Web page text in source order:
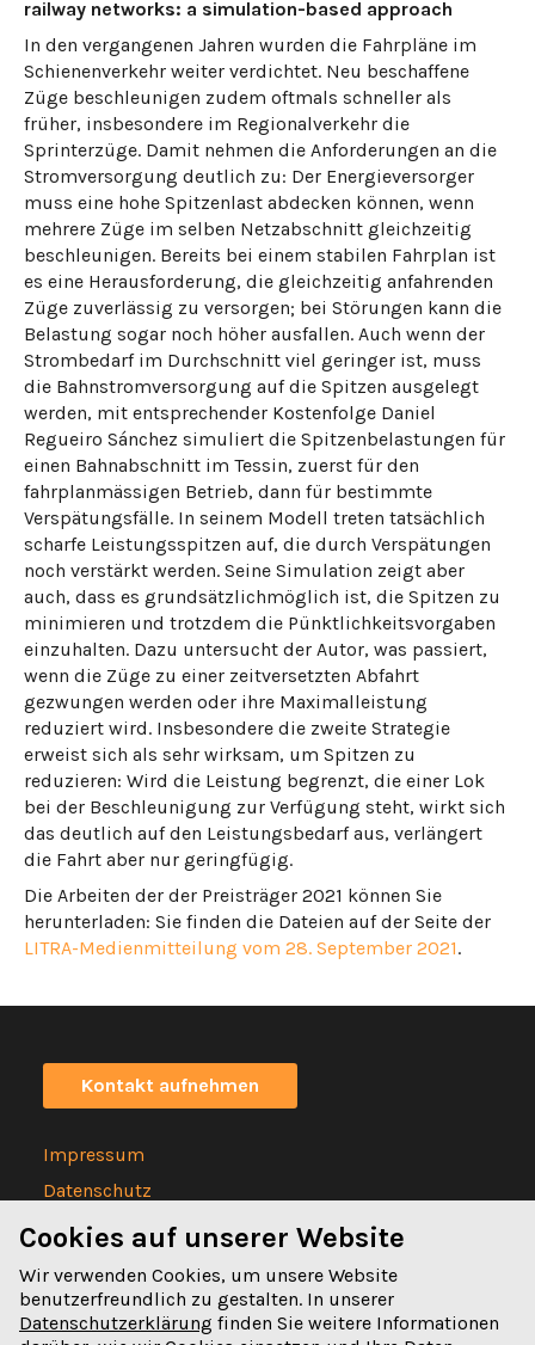
railway networks: a simulation-based approach
In den vergangenen Jahren wurden die Fahrpläne im
Schienenverkehr weiter verdichtet. Neu beschaffene
Züge beschleunigen zudem oftmals schneller als
früher, insbesondere im Regionalverkehr die
Sprinterzüge. Damit nehmen die Anforderungen an die
Stromversorgung deutlich zu: Der Energieversorger
muss eine hohe Spitzenlast abdecken können, wenn
mehrere Züge im selben Netzabschnitt gleichzeitig
beschleunigen. Bereits bei einem stabilen Fahrplan ist
es eine Herausforderung, die gleichzeitig anfahrenden
Züge zuverlässig zu versorgen; bei Störungen kann die
Belastung sogar noch höher ausfallen. Auch wenn der
Strombedarf im Durchschnitt viel geringer ist, muss
die Bahnstromversorgung auf die Spitzen ausgelegt
werden, mit entsprechender Kostenfolge Daniel
Regueiro Sánchez simuliert die Spitzenbelastungen für
einen Bahnabschnitt im Tessin, zuerst für den
fahrplanmässigen Betrieb, dann für bestimmte
Verspätungsfälle. In seinem Modell treten tatsächlich
scharfe Leistungsspitzen auf, die durch Verspätungen
noch verstärkt werden. Seine Simulation zeigt aber
auch, dass es grundsätzlichmöglich ist, die Spitzen zu
minimieren und trotzdem die Pünktlichkeitsvorgaben
einzuhalten. Dazu untersucht der Autor, was passiert,
wenn die Züge zu einer zeitversetzten Abfahrt
gezwungen werden oder ihre Maximalleistung
reduziert wird. Insbesondere die zweite Strategie
erweist sich als sehr wirksam, um Spitzen zu
reduzieren: Wird die Leistung begrenzt, die einer Lok
bei der Beschleunigung zur Verfügung steht, wirkt sich
das deutlich auf den Leistungsbedarf aus, verlängert
die Fahrt aber nur geringfügig.
Die Arbeiten der der Preisträger 2021 können Sie
herunterladen: Sie finden die Dateien auf der Seite der
LITRA-Medienmitteilung vom 28. September 2021.
Kontakt aufnehmen
Impressum
Datenschutz
Statuten
Cookies auf unserer Website
Wir verwenden Cookies, um unsere Website
benutzerfreundlich zu gestalten. In unserer
Datenschutzerklärung finden Sie weitere Informationen